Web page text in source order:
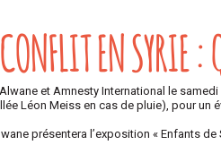
EN SYRIE :
et Amnesty International le
Léon Meiss en cas de pluie), pour un
présentera l’exposition « Enfants